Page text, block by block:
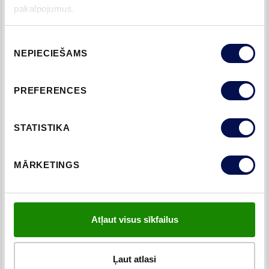
pakalpojumus.
izvēle
NEPIECIEŠAMS
PREFERENCES
STATISTIKA
MĀRKETINGS
Atļaut visus sīkfailus
Ļaut atlasi
IEKŠDURVIS TRADITION 51